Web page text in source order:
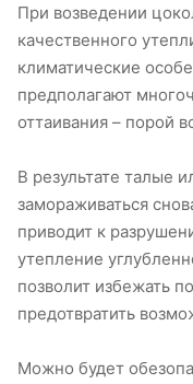
При возведении
качественного
климатические
предполагают
оттаивания – порой
В результате талые
замораживаться
приводит к
утепление
позволит избежать
предотвратить
Можно будет